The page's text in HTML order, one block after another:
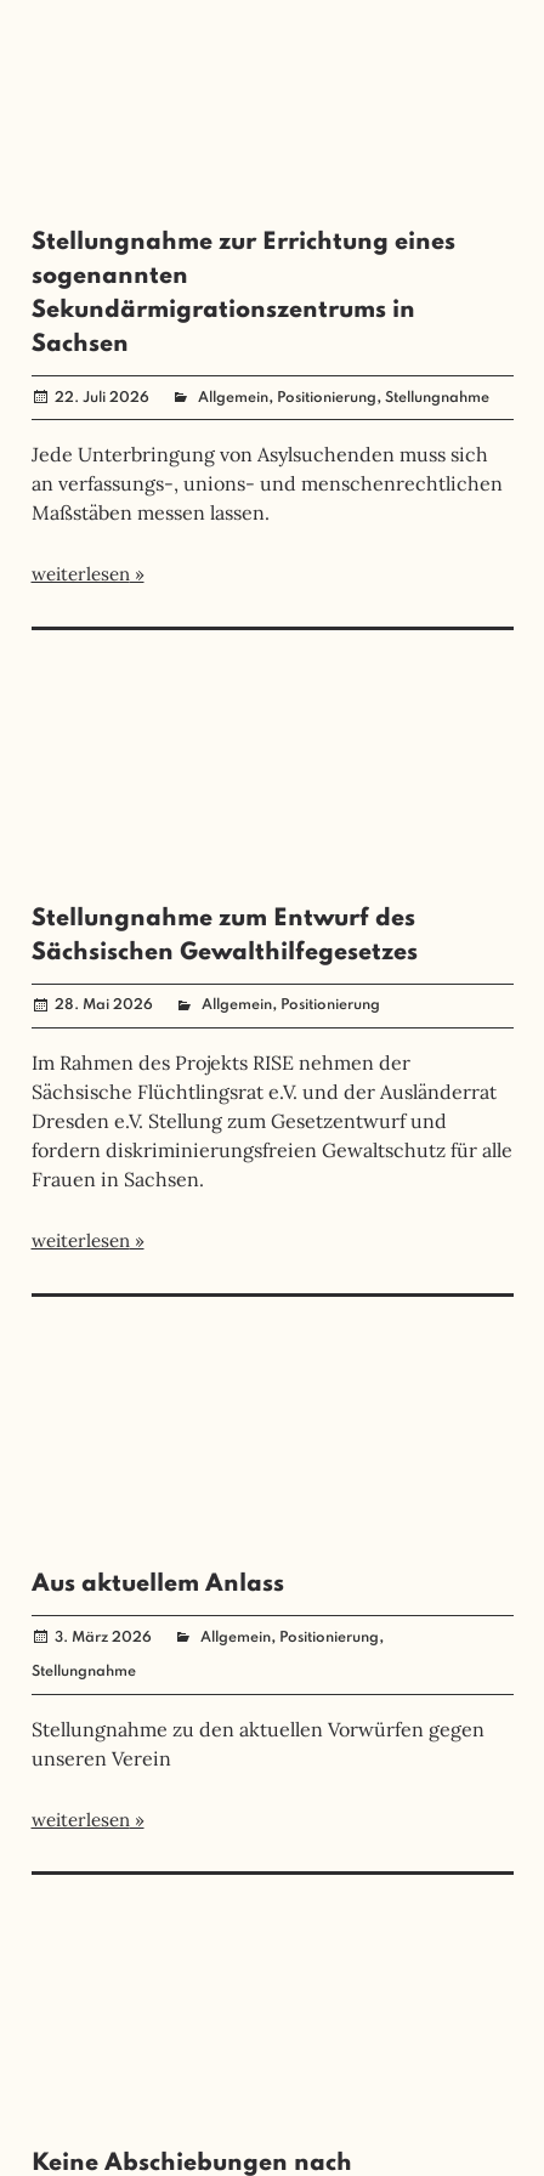
Stellungnahme zur Errichtung eines
sogenannten
Sekundärmigrationszentrums in
Sachsen
22. Juli 2026 SerhiiSvynarets
Allgemein, Positionierung, Stellungnahme
Jede Unterbringung von Asylsuchenden muss sich
an verfassungs-, unions- und menschenrechtlichen
Maßstäben messen lassen.
weiterlesen
Stellungnahme zum Entwurf des
Sächsischen Gewalthilfegesetzes
28. Mai 2026 angela mueller
Allgemein, Positionierung
Im Rahmen des Projekts RISE nehmen der
Sächsische Flüchtlingsrat e.V. und der Ausländerrat
Dresden e.V. Stellung zum Gesetzentwurf und
fordern diskriminierungsfreien Gewaltschutz für alle
Frauen in Sachsen.
weiterlesen
Aus aktuellem Anlass
3. März 2026 angela mueller
Allgemein, Positionierung,
Stellungnahme
Stellungnahme zu den aktuellen Vorwürfen gegen
unseren Verein
weiterlesen
Keine Abschiebungen nach